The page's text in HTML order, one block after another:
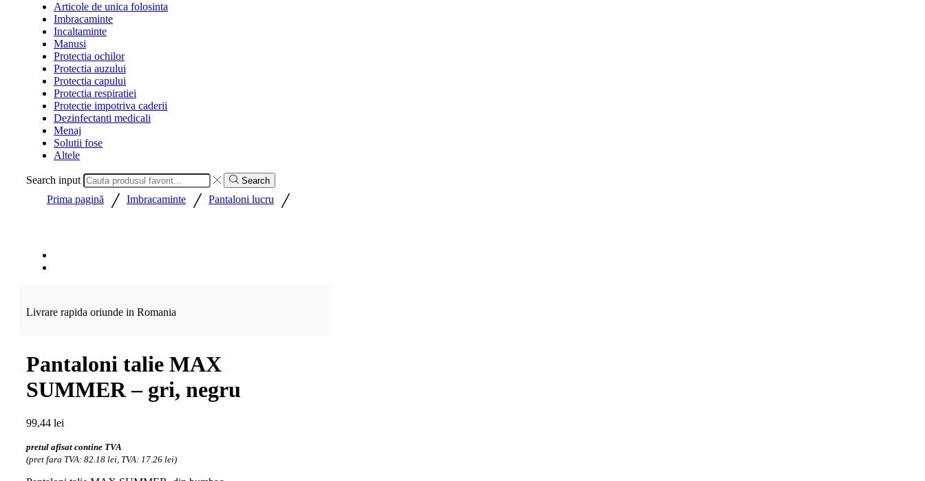
Articole de unica folosinta
Imbracaminte
Incaltaminte
Manusi
Protectia ochilor
Protectia auzului
Protectia capului
Protectia respiratiei
Protectie impotriva caderii
Dezinfectanti medicali
Menaj
Solutii fose
Altele
Search input Search
Prima pagină / Imbracaminte / Pantaloni lucru /
Livrare rapida oriunde in Romania
Pantaloni talie MAX
SUMMER – gri, negru
99,44 lei
pretul afisat contine TVA
(pret fara TVA: 82.18 lei, TVA: 17.26 lei)